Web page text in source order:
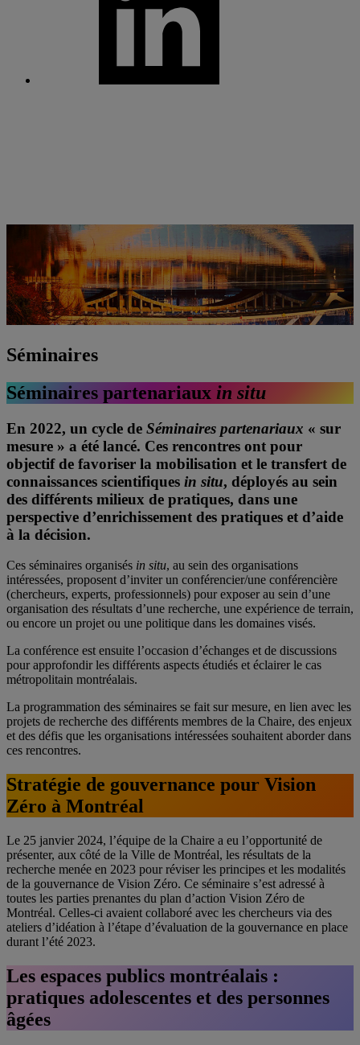
Séminaires
Séminaires partenariaux in situ
En 2022, un cycle de Séminaires partenariaux « sur
mesure » a été lancé. Ces rencontres ont pour
objectif de favoriser la mobilisation et le transfert de
connaissances scientifiques in situ, déployés au sein
des différents milieux de pratiques, dans une
perspective d’enrichissement des pratiques et d’aide
à la décision.
Ces séminaires organisés in situ, au sein des organisations
intéressées, proposent d’inviter un conférencier/une conférencière
(chercheurs, experts, professionnels) pour exposer au sein d’une
organisation des résultats d’une recherche, une expérience de terrain,
ou encore un projet ou une politique dans les domaines visés.
La conférence est ensuite l’occasion d’échanges et de discussions
pour approfondir les différents aspects étudiés et éclairer le cas
métropolitain montréalais.
La programmation des séminaires se fait sur mesure, en lien avec les
projets de recherche des différents membres de la Chaire, des enjeux
et des défis que les organisations intéressées souhaitent aborder dans
ces rencontres.
Stratégie de gouvernance pour Vision
Zéro à Montréal
Le 25 janvier 2024, l’équipe de la Chaire a eu l’opportunité de
présenter, aux côté de la Ville de Montréal, les résultats de la
recherche menée en 2023 pour réviser les principes et les modalités
de la gouvernance de Vision Zéro. Ce séminaire s’est adressé à
toutes les parties prenantes du plan d’action Vision Zéro de
Montréal. Celles-ci avaient collaboré avec les chercheurs via des
ateliers d’idéation à l’étape d’évaluation de la gouvernance en place
durant l’été 2023.
Les espaces publics montréalais :
pratiques adolescentes et des personnes
âgées